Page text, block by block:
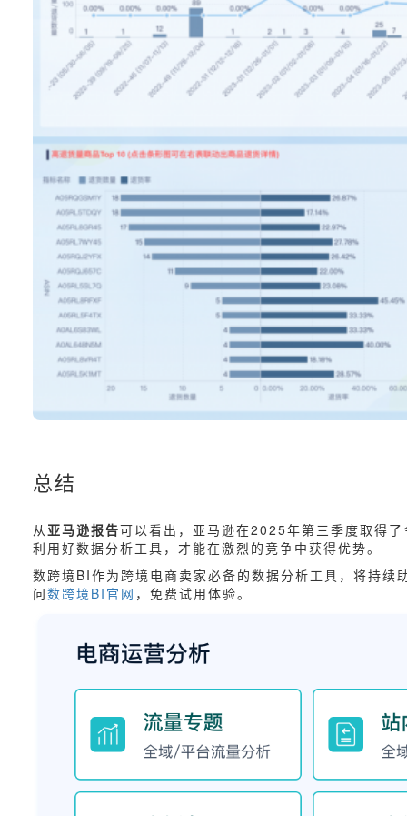
总结
从亚马逊报告可以看出，亚马逊在2025年第三季度取得
利用好数据分析工具，才能在激烈的竞争中获得优势。
数跨境BI作为跨境电商卖家必备的数据分析工具，将持
问数跨境BI官网 ，免费试用体验。